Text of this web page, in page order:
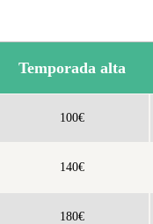
Temporada alta
100€
140€
180€